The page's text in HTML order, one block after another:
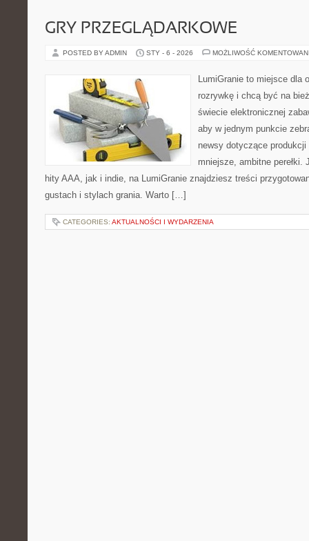
GRY PRZEGLĄDARKOWE
POSTED BY ADMIN STY - 6 - 2026 MOŻLIWOŚĆ
LumiGranie to miejsce dla
rozrywkę i chcą być na
świecie elektronicznej
aby w jednym punkcie
newsy dotyczące
mniejsze, ambitne perełki.
hity AAA, jak i indie, na LumiGranie znajdziesz treści
gustach i stylach grania. Warto […]
CATEGORIES: AKTUALNOŚCI I WYDARZENIA